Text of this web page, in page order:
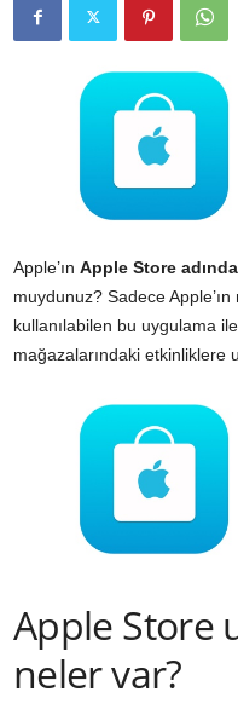
Apple’ın Apple Store
muydunuz? Sadece
kullanılabilen bu uygulama
mağazalarındaki etkinliklere
Apple Store
neler var?